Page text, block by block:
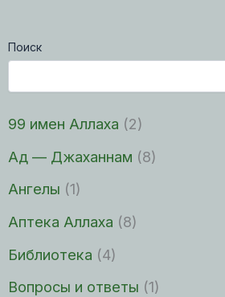
Поиск
99 имен Аллаха (2)
Ад — Джаханнам (8)
Ангелы (1)
Аптека Аллаха (8)
Библиотека (4)
Вопросы и ответы (1)